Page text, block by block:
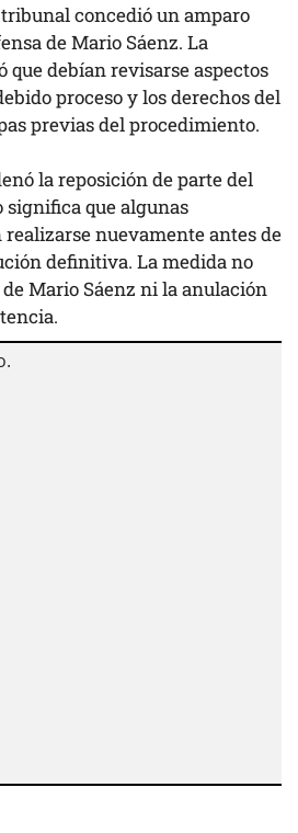
concedió un amparo
de Mario Sáenz. La
debían revisarse aspectos
proceso y los derechos del
previas del procedimiento.
la reposición de parte del
significa que algunas
nuevamente antes de
definitiva. La medida no
Mario Sáenz ni la anulación